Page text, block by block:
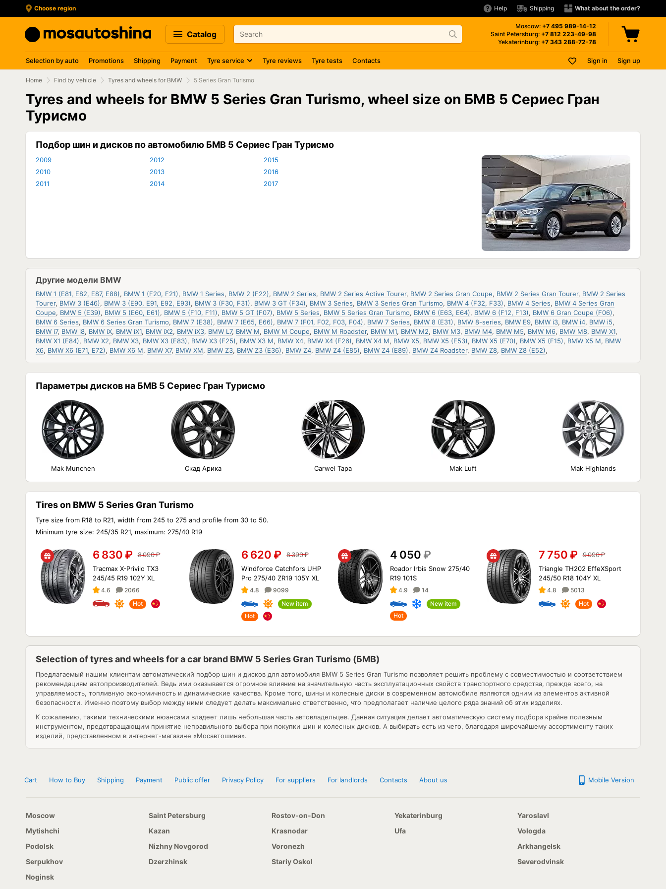
Choose region Help Shipping What about the order?
Catalog
Moscow: +7 495 989-14-12
Saint Petersburg: +7 812 223-49-98
Yekaterinburg: +7 343 288-72-78
Selection by auto Promotions Shipping Payment Tyre service Tyre reviews Tyre tests Contacts Sign in Sign up
Home Find by vehicle Tyres and wheels for BMW 5 Series Gran Turismo
Tyres and wheels for BMW 5 Series Gran Turismo, wheel size on БМВ 5 Сериес Гран
Турисмо
Подбор шин и дисков по автомобилю БМВ 5 Сериес Гран Турисмо
2009
2010
2011
2012
2013
2014
2015
2016
2017
Другие модели BMW
BMW 1 (E81, E82, E87, E88), BMW 1 (F20, F21), BMW 1 Series, BMW 2 (F22), BMW 2 Series, BMW 2 Series Active Tourer, BMW 2 Series Gran Coupe, BMW 2 Series Gran Tourer, BMW 2 Series
Tourer, BMW 3 (E46), BMW 3 (E90, E91, E92, E93), BMW 3 (F30, F31), BMW 3 GT (F34), BMW 3 Series, BMW 3 Series Gran Turismo, BMW 4 (F32, F33), BMW 4 Series, BMW 4 Series Gran
Coupe, BMW 5 (E39), BMW 5 (E60, E61), BMW 5 (F10, F11), BMW 5 GT (F07), BMW 5 Series, BMW 5 Series Gran Turismo, BMW 6 (E63, E64), BMW 6 (F12, F13), BMW 6 Gran Coupe (F06),
BMW 6 Series, BMW 6 Series Gran Turismo, BMW 7 (E38), BMW 7 (E65, E66), BMW 7 (F01, F02, F03, F04), BMW 7 Series, BMW 8 (E31), BMW 8-series, BMW E9, BMW i3, BMW i4, BMW i5,
BMW i7, BMW i8, BMW iX, BMW iX1, BMW iX2, BMW iX3, BMW L7, BMW M, BMW M Coupe, BMW M Roadster, BMW M1, BMW M2, BMW M3, BMW M4, BMW M5, BMW M6, BMW M8, BMW X1,
BMW X1 (E84), BMW X2, BMW X3, BMW X3 (E83), BMW X3 (F25), BMW X3 M, BMW X4, BMW X4 (F26), BMW X4 M, BMW X5, BMW X5 (E53), BMW X5 (E70), BMW X5 (F15), BMW X5 M, BMW
X6, BMW X6 (E71, E72), BMW X6 M, BMW X7, BMW XM, BMW Z3, BMW Z3 (E36), BMW Z4, BMW Z4 (E85), BMW Z4 (E89), BMW Z4 Roadster, BMW Z8, BMW Z8 (E52),
Параметры дисков на БМВ 5 Сериес Гран Турисмо
Mak Munchen Скад Арика Carwel Тара Mak Luft Mak Highlands
Tires on BMW 5 Series Gran Turismo
Tyre size from R18 to R21, width from 245 to 275 and profile from 30 to 50.
Minimum tyre size: 245/35 R21, maximum: 275/40 R19
6 830 ₽ 8 090₽
Tracmax X-Privilo TX3
245/45 R19 102Y XL
4.6
2066
Hot
6 620 ₽ 8 390₽
Windforce Catchfors UHP
Pro 275/40 ZR19 105Y XL
4.8
9099
New item
Hot
4 050 ₽
Roador Irbis Snow 275/40
R19 101S
4.9
14
New item
Hot
7 750 ₽ 9 090₽
Triangle TH202 EffeXSport
245/50 R18 104Y XL
4.8
5013
Hot
Selection of tyres and wheels for a car brand BMW 5 Series Gran Turismo (БМВ)
Предлагаемый нашим клиентам автоматический подбор шин и дисков для автомобиля BMW 5 Series Gran Turismo позволяет решить проблему с совместимостью и соответствием
рекомендациям автопроизводителей. Ведь ими оказывается огромное влияние на значительную часть эксплуатационных свойств транспортного средства, прежде всего, на
управляемость, топливную экономичность и динамические качества. Кроме того, шины и колесные диски в современном автомобиле являются одним из элементов активной
безопасности. Именно поэтому выбор между ними следует делать максимально ответственно, что предполагает наличие целого ряда знаний об этих изделиях.
К сожалению, такими техническими нюансами владеет лишь небольшая часть автовладельцев. Данная ситуация делает автоматическую систему подбора крайне полезным
инструментом, предотвращающим принятие неправильного выбора при покупки шин и колесных дисков. А выбирать есть из чего, благодаря широчайшему ассортименту таких
изделий, представленном в интернет-магазине «Мосавтошина».
Cart How to Buy Shipping Payment Public offer Privacy Policy For suppliers For landlords Contacts About us Mobile Version
Moscow
Mytishchi
Podolsk
Serpukhov
Noginsk
Saint Petersburg
Kazan
Nizhny Novgorod
Dzerzhinsk
Rostov-on-Don
Krasnodar
Voronezh
Stariy Oskol
Yekaterinburg
Ufa
Yaroslavl
Vologda
Arkhangelsk
Severodvinsk